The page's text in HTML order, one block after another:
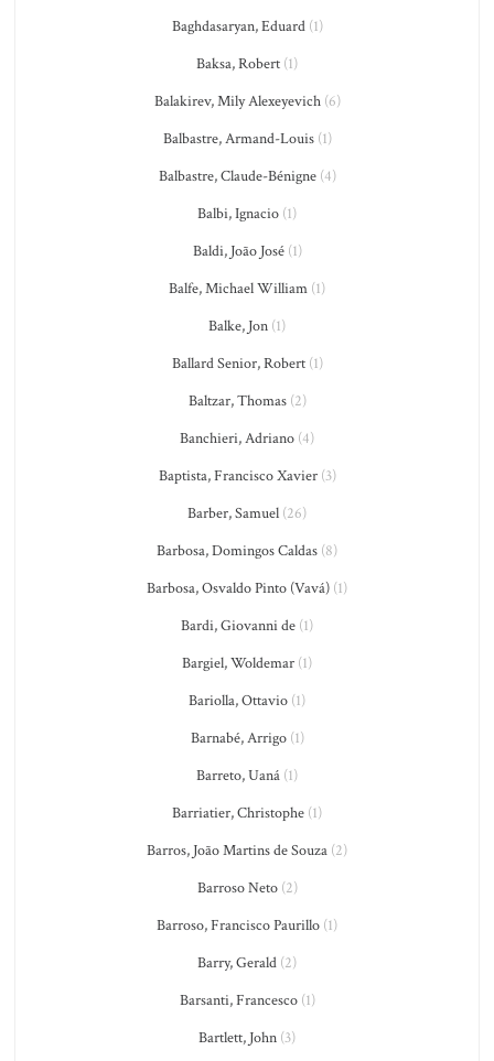
Baghdasaryan, Eduard(1)
Baksa, Robert (1)
Balakirev, Mily Alexeyevich(6)
Balbastre, Armand-Louis(1)
Balbastre, Claude-Bénigne(4)
Balbi, Ignacio (1)
Baldi, João José(1)
Balfe, Michael William (1)
Balke, Jon (1)
Ballard Senior, Robert(1)
Baltzar, Thomas(2)
Banchieri, Adriano (4)
Baptista, Francisco Xavier(3)
Barber, Samuel (26)
Barbosa, Domingos Caldas (8)
Barbosa, Osvaldo Pinto (Vavá) (1)
Bardi, Giovanni de (1)
Bargiel, Woldemar (1)
Bariolla, Ottavio (1)
Barnabé, Arrigo(1)
Barreto, Uaná (1)
Barriatier, Christophe (1)
Barros, João Martins de Souza (2)
Barroso Neto(2)
Barroso, Francisco Paurillo (1)
Barry, Gerald (2)
Barsanti, Francesco(1)
Bartlett, John (3)